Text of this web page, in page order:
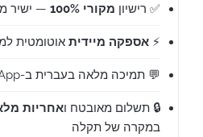
✅ רישיון מקורי 100% — ישיר
⚡ אספקה מיידית אוטומטית
💬 תמיכה מלאה בעברית ב-WhatsApp ובמייל
🔒 תשלום מאובטח ואחריות
במקרה של תקלה